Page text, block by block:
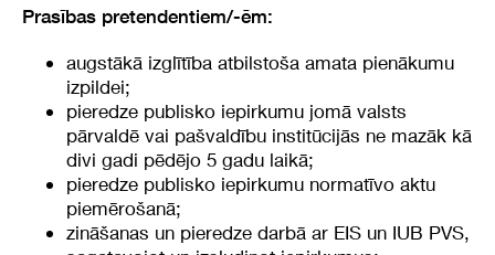
Prasības pretendentiem/-ēm:
augstākā izglītība atbilstoša amata pienākumu
izpildei;
pieredze publisko iepirkumu jomā valsts
pārvaldē vai pašvaldību institūcijās ne mazāk kā
divi gadi pēdējo 5 gadu laikā;
pieredze publisko iepirkumu normatīvo aktu
piemērošanā;
zināšanas un pieredze darbā ar EIS un IUB PVS,